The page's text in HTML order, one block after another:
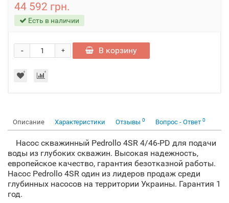
44 592 грн.
Есть в наличии
+
- В корзину
Описание Характеристики Отзывы 0 Вопрос - Ответ 0
Насос скважинный Pedrollo 4SR 4/46-PD для подачи
воды из глубоких скважин. Высокая надежность,
европейское качество, гарантия безотказной работы.
Насос Pedrollo 4SR один из лидеров продаж среди
глубинных насосов на территории Украины. Гарантия 1
год.